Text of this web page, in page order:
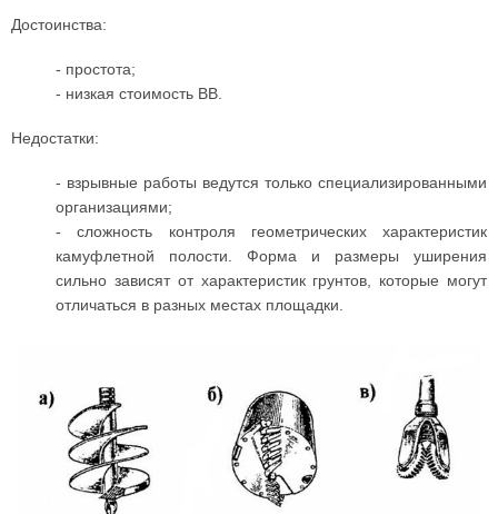
Достоинства:
- простота;
- низкая стоимость ВВ.
Недостатки:
- взрывные работы ведутся только специализированными
организациями;
- сложность контроля геометрических характеристик
камуфлетной полости. Форма и размеры уширения
сильно зависят от характеристик грунтов, которые могут
отличаться в разных местах площадки.